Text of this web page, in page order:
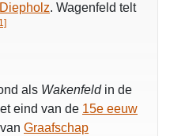
. Wagenfeld telt
als Wakenfeldin de
eind van de 15e eeuw
Graafschap